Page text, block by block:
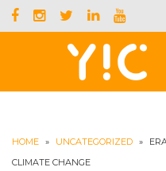
HOME » UNCATEGORIZED »
CLIMATE CHANGE